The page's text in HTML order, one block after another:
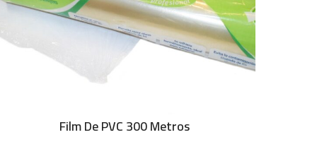
Film De PVC 300 Metros